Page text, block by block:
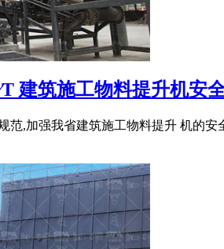
建筑施工物料提升机安
范,加强我省建筑施工物料提升 机的